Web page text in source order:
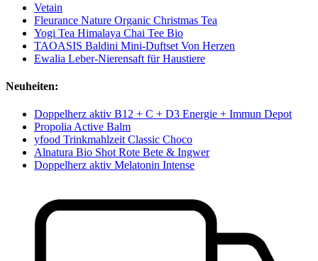
Vetain
Fleurance Nature Organic Christmas Tea
Yogi Tea Himalaya Chai Tee Bio
TAOASIS Baldini Mini-Duftset Von Herzen
Ewalia Leber-Nierensaft für Haustiere
Neuheiten:
Doppelherz aktiv B12 + C + D3 Energie + Immun Depot
Propolia Active Balm
yfood Trinkmahlzeit Classic Choco
Alnatura Bio Shot Rote Bete & Ingwer
Doppelherz aktiv Melatonin Intense